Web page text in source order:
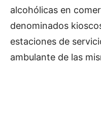
alcohólicas en
denominados
estaciones de
ambulante de las